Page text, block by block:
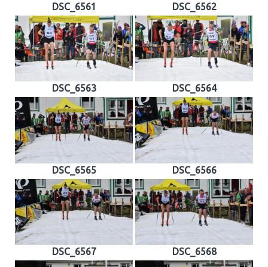
DSC_6561 DSC_6562
DSC_6563 DSC_6564
DSC_6565 DSC_6566
DSC_6567 DSC_6568